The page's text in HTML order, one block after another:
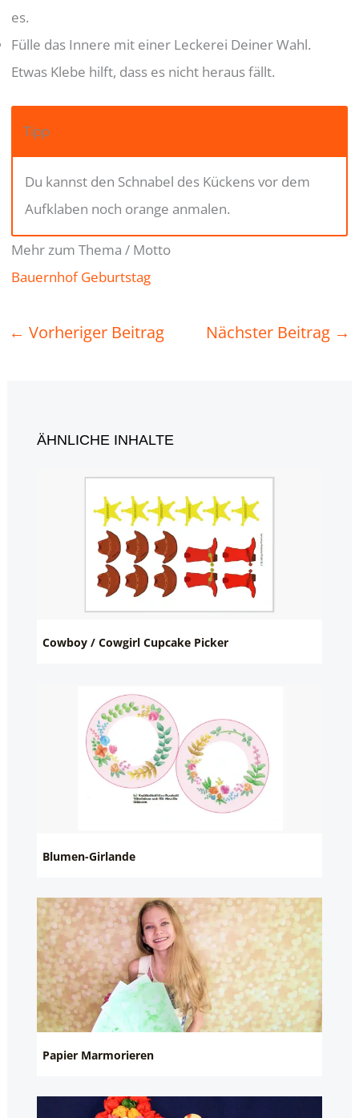
es.
Fülle das Innere mit einer Leckerei Deiner Wahl.
Etwas Klebe hilft, dass es nicht heraus fällt.
Tipp
Du kannst den Schnabel des Kückens vor dem
Aufklaben noch orange anmalen.
Mehr zum Thema / Motto
Bauernhof Geburtstag
← Vorheriger Beitrag Nächster Beitrag →
ÄHNLICHE INHALTE
Cowboy / Cowgirl Cupcake Picker
Blumen-Girlande
Papier Marmorieren